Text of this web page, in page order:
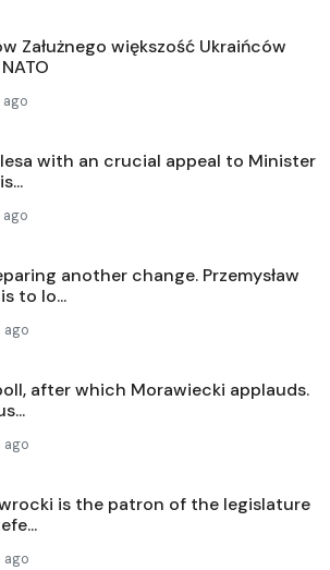
Załużnego większość Ukraińców
with an crucial appeal to Minister
another change. Przemysław
to lo...
ago
after which Morawiecki applauds.
ago
is the patron of the legislature
ago